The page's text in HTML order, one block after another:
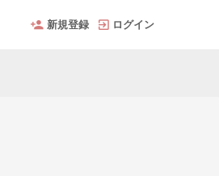
新規登録 ログイン